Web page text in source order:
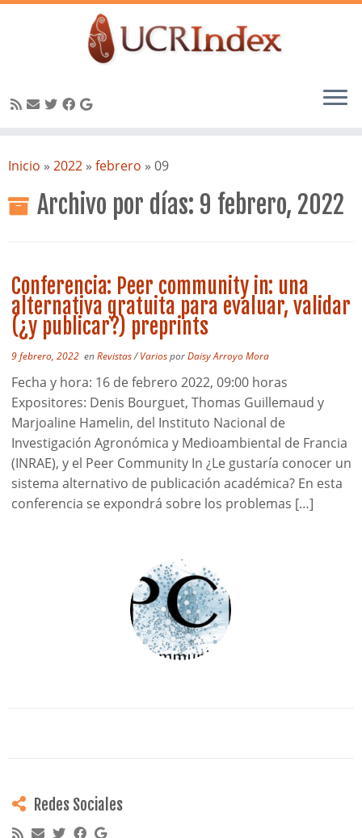
alInicio » 2022 » febrero » 09
Archivo por días: 9 febrero, 2022
Conferencia: Peer community in: una
alternativa gratuita para evaluar, validar
(¿y publicar?) preprints
9 febrero, 2022 enRevistas/VariosporDaisy Arroyo Mora
Fecha y hora: 16 de febrero 2022, 09:00 horas
Expositores: Denis Bourguet, Thomas Guillemaud y
Marjoaline Hamelin, del Instituto Nacional de
Investigación Agronómica y Medioambiental de Francia
(INRAE), y el Peer Community In ¿Le gustaría conocer un
sistema alternativo de publicación académica? En esta
conferencia se expondrá sobre los problemas […]
Redes Sociales